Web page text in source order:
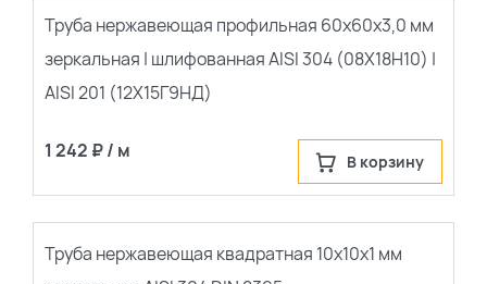
Труба нержавеющая профильная 60х60х3,0 мм
зеркальная | шлифованная AISI 304 (08Х18Н10) |
AISI 201 (12Х15Г9НД)
1 242 ₽ / м В корзину
Труба нержавеющая квадратная 10х10х1 мм